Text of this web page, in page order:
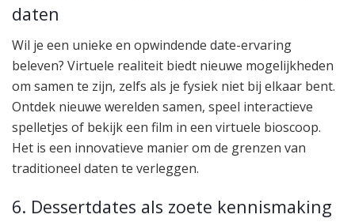
daten
Wil je een unieke en opwindende date-ervaring
beleven? Virtuele realiteit biedt nieuwe mogelijkheden
om samen te zijn, zelfs als je fysiek niet bij elkaar bent.
Ontdek nieuwe werelden samen, speel interactieve
spelletjes of bekijk een film in een virtuele bioscoop.
Het is een innovatieve manier om de grenzen van
traditioneel daten te verleggen.
6. Dessertdates als zoete kennismaking